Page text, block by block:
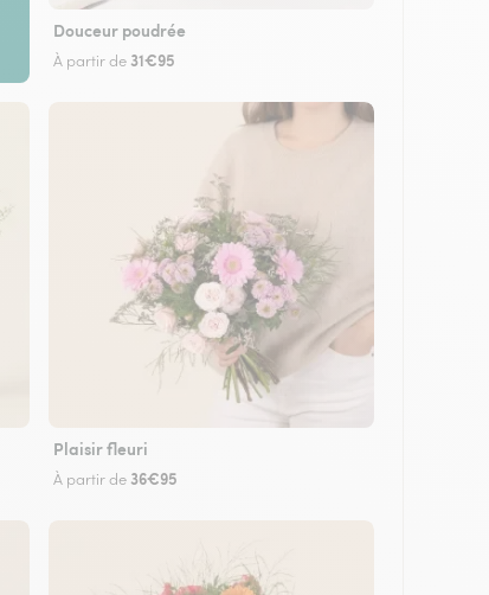
Douceur poudrée
À partir de 31€95
Plaisir fleuri
À partir de 36€95